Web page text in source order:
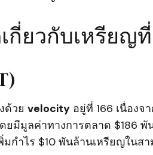
เกี่ยวกับเหรียญ
ด้วย velocityอยู่ที่ 166 เนื่องจ
มีมูลค่าทางการตลาด $186 พั
กำไร $10 พันล้านเหรียญในส